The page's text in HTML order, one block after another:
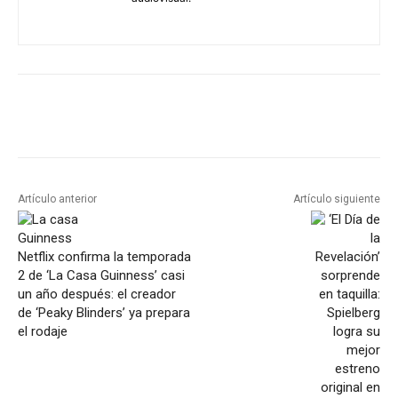
Artículo anterior
Netflix confirma la temporada
2 de ‘La Casa Guinness’ casi
un año después: el creador
de ‘Peaky Blinders’ ya prepara
el rodaje
Artículo siguiente